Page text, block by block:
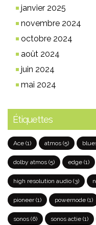
janvier 2025
novembre 2024
octobre 2024
août 2024
juin 2024
mai 2024
Étiquettes
Ace (1) atmos (5)
dolby atmos (5) edge (1)
high resolution audio (3)
pioneer(1) powernode (1)
sonos (6) sonos actie (1)